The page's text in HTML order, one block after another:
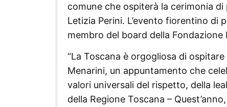
comune che ospiterà la cerimonia di
Letizia Perini. L’evento fiorentino di
membro del board della Fondazione
“La Toscana è orgogliosa di
Menarini, un appuntamento che
valori universali del rispetto, della
della Regione Toscana –